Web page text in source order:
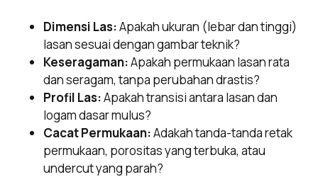
Dimensi Las:Apakah ukuran (lebar dan tinggi)
lasan sesuai dengan gambar teknik?
Keseragaman:Apakah permukaan lasan rata
dan seragam, tanpa perubahan drastis?
Profil Las:Apakah transisi antara lasan dan
logam dasar mulus?
Cacat Permukaan:Adakah tanda-tanda retak
permukaan, porositas yang terbuka, atau
undercut yang parah?